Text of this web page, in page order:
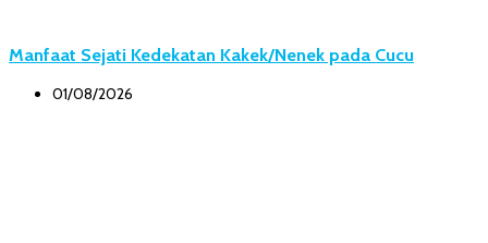
Manfaat Sejati Kedekatan Kakek/Nenek pada Cucu
01/08/2026